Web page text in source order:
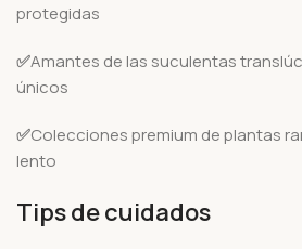
protegidas
✅Amantes de las suculentas
únicos
✅Colecciones premium de plantas
lento
Tips de cuidados